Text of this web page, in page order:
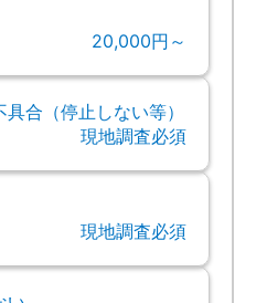
20,000円～
合（停止しない等）
現地調査必須
現地調査必須